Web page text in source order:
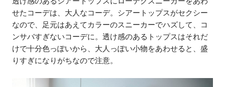
せたコーデは、大人なコーデ。シアートップスがセクシー
なので、足元はあえてカラーのスニーカーでハズして、コ
ンサバすぎないコーデに。透け感のあるトップスはそれだ
けで十分色っぽいから、大人っぽい小物をあわせると、盛
りすぎになりがちなので注意。